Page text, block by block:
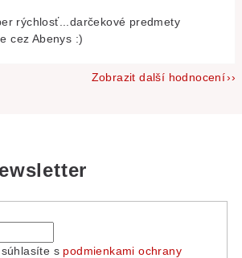
rýchlosť...darčekové predmety
cez Abenys :)
Zobrazit další hodnocení
s podmienkami ochrany